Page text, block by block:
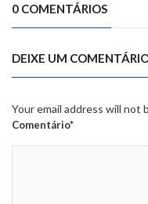
0 COMENTÁRIOS
DEIXE UM
Your email address will not
Comentário*